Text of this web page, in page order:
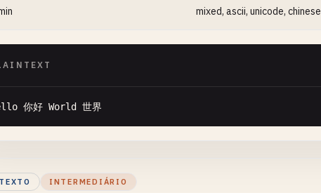
mixed, ascii, unicode, chinese
你好 World 世界
TEXTO INTERMEDIÁRIO